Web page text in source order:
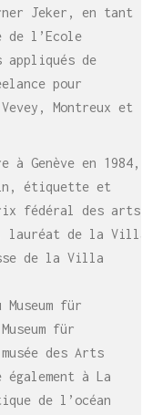
Jeker, en tant
de l’Ecole
appliqués de
pour
Montreux et
Genève en 1984,
étiquette et
fédéral des arts
lauréat de la Villa
de la Villa
für
für
des Arts
à La
de l’océan